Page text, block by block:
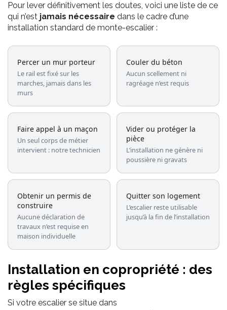
Pour lever définitivement les doutes, voici une liste de ce
qui n’est jamais nécessaire dans le cadre d’une
installation standard de monte-escalier :
Percer un mur porteur
Le rail est fixé sur les
marches, jamais dans les
murs
Couler du béton
Aucun scellement ni
ragréage n’est requis
Faire appel à un maçon
Un seul corps de métier
intervient : notre technicien
Vider ou protéger la
pièce
L’installation ne génère ni
poussière ni gravats
Obtenir un permis de
construire
Aucune déclaration de
travaux n’est requise en
maison individuelle
Quitter son logement
L’escalier reste utilisable
jusqu’à la fin de l’installation
Installation en copropriété : des
règles spécifiques
Si votre escalier se situe dans